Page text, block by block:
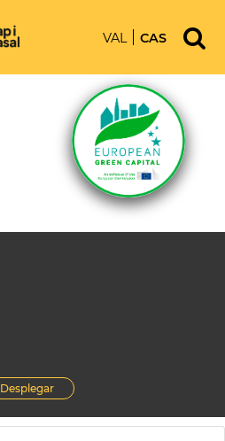
VAL CAS
Desplegar